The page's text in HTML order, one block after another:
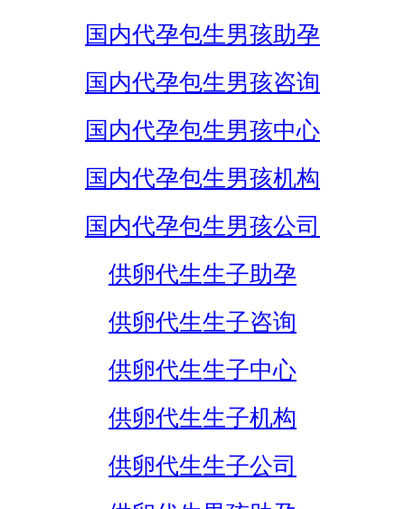
国内代孕包生男孩助孕
国内代孕包生男孩咨询
国内代孕包生男孩中心
国内代孕包生男孩机构
国内代孕包生男孩公司
供卵代生生子助孕
供卵代生生子咨询
供卵代生生子中心
供卵代生生子机构
供卵代生生子公司